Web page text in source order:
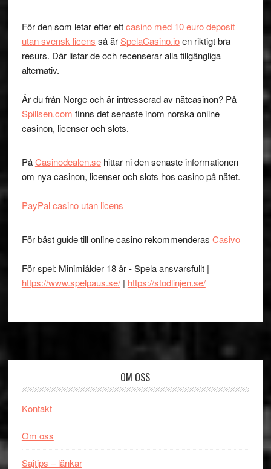
För den som letar efter ettcasino med 10 euro deposit
utan svensk licens så ärSpelaCasino.ioen riktigt bra
resurs. Där listar de och recenserar alla tillgängliga
alternativ.
Är du från Norge och är intresserad av nätcasinon? På
Spillsen.com finns det senaste inom norska online
casinon, licenser och slots.
PåCasinodealen.sehittar ni den senaste informationen
om nya casinon, licenser och slots hos casino på nätet.
PayPal casino utan licens
För bäst guide till online casino rekommenderas Casivo
För spel: Minimiålder 18 år - Spela ansvarsfullt |
https://www.spelpaus.se/| https://stodlinjen.se/
OM OSS
Kontakt
Om oss
Sajtips – länkar